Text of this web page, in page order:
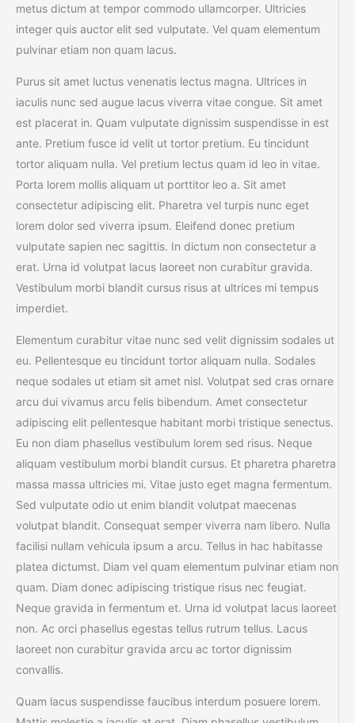
metus dictum at tempor commodo ullamcorper. Ultricies
integer quis auctor elit sed vulputate. Vel quam elementum
pulvinar etiam non quam lacus.
Purus sit amet luctus venenatis lectus magna. Ultrices in
iaculis nunc sed augue lacus viverra vitae congue. Sit amet
est placerat in. Quam vulputate dignissim suspendisse in est
ante. Pretium fusce id velit ut tortor pretium. Eu tincidunt
tortor aliquam nulla. Vel pretium lectus quam id leo in vitae.
Porta lorem mollis aliquam ut porttitor leo a. Sit amet
consectetur adipiscing elit. Pharetra vel turpis nunc eget
lorem dolor sed viverra ipsum. Eleifend donec pretium
vulputate sapien nec sagittis. In dictum non consectetur a
erat. Urna id volutpat lacus laoreet non curabitur gravida.
Vestibulum morbi blandit cursus risus at ultrices mi tempus
imperdiet.
Elementum curabitur vitae nunc sed velit dignissim sodales ut
eu. Pellentesque eu tincidunt tortor aliquam nulla. Sodales
neque sodales ut etiam sit amet nisl. Volutpat sed cras ornare
arcu dui vivamus arcu felis bibendum. Amet consectetur
adipiscing elit pellentesque habitant morbi tristique senectus.
Eu non diam phasellus vestibulum lorem sed risus. Neque
aliquam vestibulum morbi blandit cursus. Et pharetra pharetra
massa massa ultricies mi. Vitae justo eget magna fermentum.
Sed vulputate odio ut enim blandit volutpat maecenas
volutpat blandit. Consequat semper viverra nam libero. Nulla
facilisi nullam vehicula ipsum a arcu. Tellus in hac habitasse
platea dictumst. Diam vel quam elementum pulvinar etiam non
quam. Diam donec adipiscing tristique risus nec feugiat.
Neque gravida in fermentum et. Urna id volutpat lacus laoreet
non. Ac orci phasellus egestas tellus rutrum tellus. Lacus
laoreet non curabitur gravida arcu ac tortor dignissim
convallis.
Quam lacus suspendisse faucibus interdum posuere lorem.